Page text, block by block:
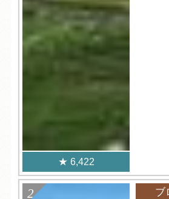
6,422
ブ